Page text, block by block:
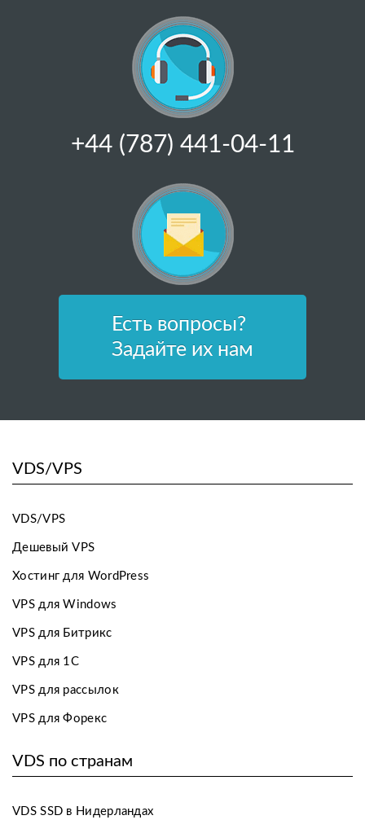
+44 (787) 441-04-11
Есть вопросы?
Задайте их нам
VDS/VPS
VDS/VPS
Дешевый VPS
Хостинг для WordPress
VPS для Windows
VPS для Битрикс
VPS для 1С
VPS для рассылок
VPS для Форекс
VDS по странам
VDS SSD в Нидерландах